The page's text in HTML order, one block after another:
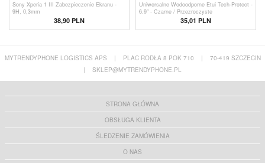
Sony Xperia 1 III Zabezpieczenie Ekranu -
9H, 0,3mm
38,90 PLN
Uniwersalne Wodoodporne Etui Tech-Protect -
6.9" - Czarne / Przezroczyste
35,01 PLN
MYTRENDYPHONE LOGISTICS APS | PLAC RODŁA 8 POK 710 |
70-419 SZCZECIN
|
SKLEP@MYTRENDYPHONE.PL
STRONA GŁÓWNA
OBSŁUGA KLIENTA
ŚLEDZENIE ZAMÓWIENIA
O NAS